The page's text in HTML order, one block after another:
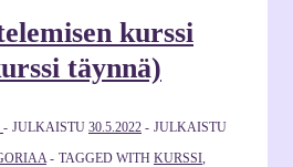
kurssi
täynnä)
JULKAISTU 30.5.2022
JULKAISTU
TAGGED WITH KURSSI,